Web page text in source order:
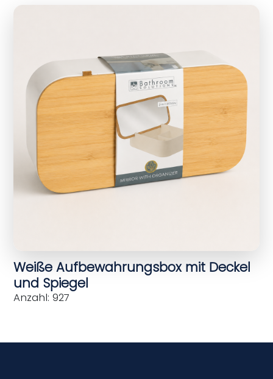
Weiße Aufbewahrungsbox mit Deckel
und Spiegel
Anzahl: 927